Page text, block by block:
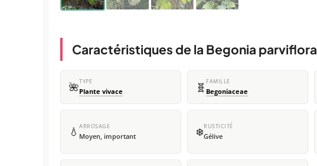
Caractéristiques de la Begonia parviflora
🌺TYPE
Plante vivace 🧬 FAMILLE
Begoniaceae
💧 ARROSAGE
Moyen, important ❄️RUSTICITÉ
Gélive